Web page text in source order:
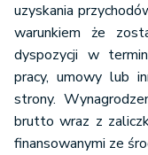
uzyskania
warunkiem że
dyspozycji w
pracy, umowy lub
strony.
brutto wraz z
finansowanymi ze